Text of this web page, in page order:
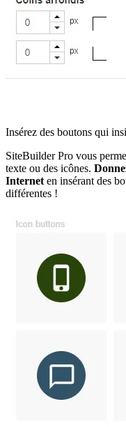
Insérez des boutons qui
SiteBuilder Pro vous
texte ou des icônes.
Internet en insérant des
différentes !